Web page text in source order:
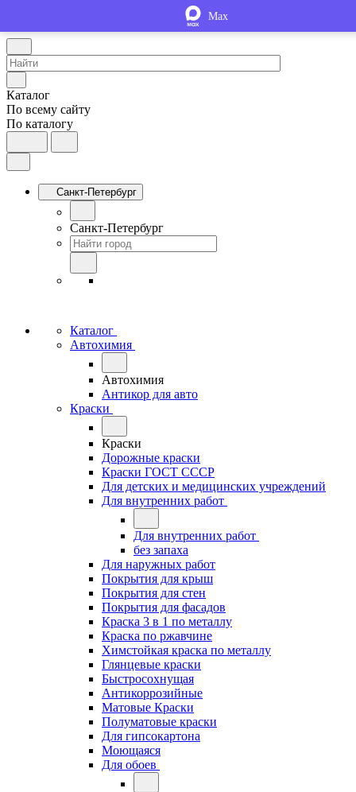
Каталог
По всему сайту
По каталогу
Санкт-Петербург
Санкт-Петербург
Каталог
Автохимия
Автохимия
Антикор для авто
Краски
Краски
Дорожные краски
Краски ГОСТ СССР
Для детских и медицинских учреждений
Для внутренних работ
Для внутренних работ
без запаха
Для наружных работ
Покрытия для крыш
Покрытия для стен
Покрытия для фасадов
Краска 3 в 1 по металлу
Краска по ржавчине
Химстойкая краска по металлу
Глянцевые краски
Быстросохнущая
Антикоррозийные
Матовые Краски
Полуматовые краски
Для гипсокартона
Моющаяся
Для обоев
Max